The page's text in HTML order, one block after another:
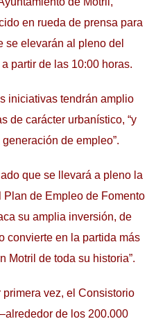
en rueda de prensa para
se elevarán al pleno del
partir de las 10:00 horas.
iniciativas tendrán amplio
de carácter urbanístico, “y
de empleo”.
que se llevará a pleno la
de Empleo de Fomento
su amplia inversión, de
convierte en la partida más
Motril de toda su historia”.
vez, el Consistorio
de los 200.000